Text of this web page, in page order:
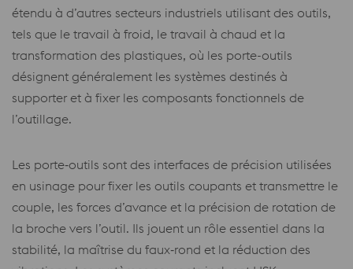
étendu à d’autres secteurs industriels utilisant des outils,
tels que le travail à froid, le travail à chaud et la
transformation des plastiques, où les porte-outils
désignent généralement les systèmes destinés à
supporter et à fixer les composants fonctionnels de
l’outillage.
Les porte‑outils sont des interfaces de précision utilisées
en usinage pour fixer les outils coupants et transmettre le
couple, les forces d’avance et la précision de rotation de
la broche vers l’outil. Ils jouent un rôle essentiel dans la
stabilité, la maîtrise du faux‑rond et la réduction des